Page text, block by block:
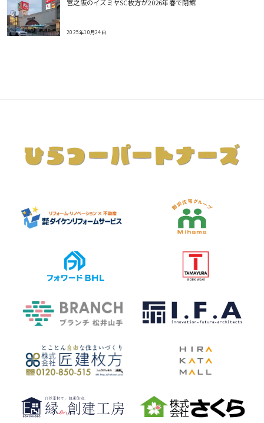
宮之阪のイズミヤSC枚方が2026年春で閉館
2025年10月24日